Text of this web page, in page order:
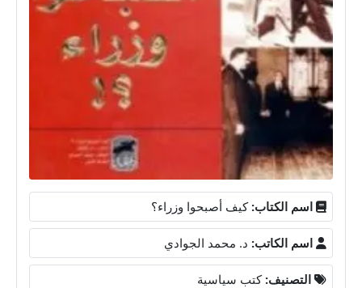
اسم الكتاب: كيف أصبحوا وزراء؟
اسم الكاتب: د. محمد الجوادي
التصنيف: كتب سياسية